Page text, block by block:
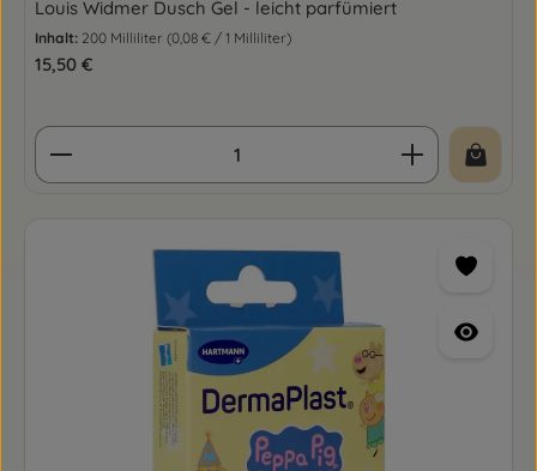
Louis Widmer Dusch Gel - leicht parfümiert
Inhalt: 200 Milliliter (0,08 € / 1 Milliliter)
Regulärer Preis:
15,50 €
Produkt Anzahl: Gib den gewünschten Wert